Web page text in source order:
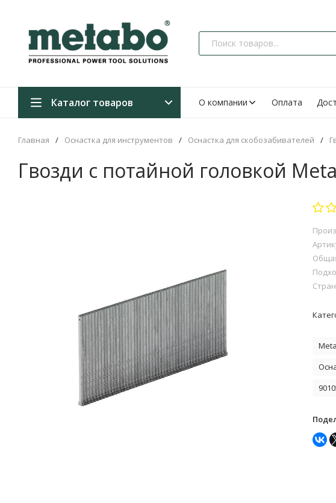
Каталог товаров О компании Оплата
Главная / Оснастка для инструментов / Оснастка для скобозабивателей /
Гвозди с потайной головкой